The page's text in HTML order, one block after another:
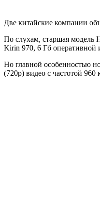
Две китайские компании
По слухам, старшая модель
Kirin 970, 6 Гб оперативной
Но главной особенностью
(720p) видео с частотой